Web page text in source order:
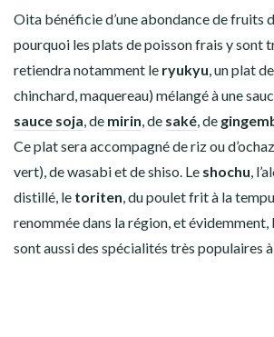
Oita bénéficie d’une abondance de fruits
pourquoi les plats de poisson frais y sont
retiendra notamment le ryukyu , un plat
chinchard, maquereau) mélangé à une
sauce soja , de mirin , de saké , de
Ce plat sera accompagné de riz ou
vert), de wasabi et de shiso. Le shochu ,
distillé, le toriten , du poulet frit à la
renommée dans la région, et évidemment,
sont aussi des spécialités très populaires